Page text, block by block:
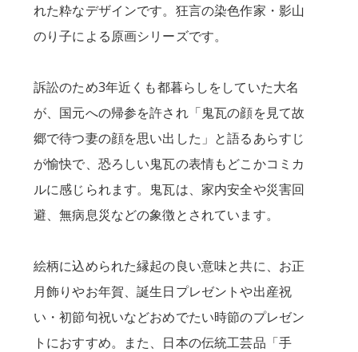
れた粋なデザインです。狂言の染色作家・影山
のり子による原画シリーズです。
訴訟のため3年近くも都暮らしをしていた大名
が、国元への帰参を許され「鬼瓦の顔を見て故
郷で待つ妻の顔を思い出した」と語るあらすじ
が愉快で、恐ろしい鬼瓦の表情もどこかコミカ
ルに感じられます。鬼瓦は、家内安全や災害回
避、無病息災などの象徴とされています。
絵柄に込められた縁起の良い意味と共に、お正
月飾りやお年賀、誕生日プレゼントや出産祝
い・初節句祝いなどおめでたい時節のプレゼン
トにおすすめ。また、日本の伝統工芸品「手